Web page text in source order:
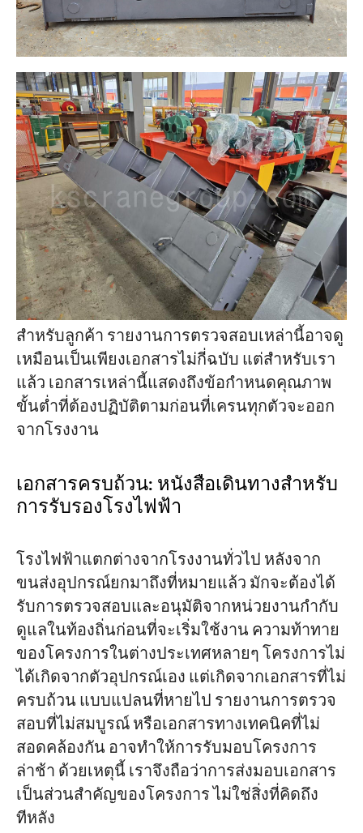
สำหรับลูกค้า รายงานการตรวจสอบเหล่านี้อาจดู
เหมือนเป็นเพียงเอกสารไม่กี่ฉบับ แต่สำหรับเรา
แล้ว เอกสารเหล่านี้แสดงถึงข้อกำหนดคุณภาพ
ขั้นต่ำที่ต้องปฏิบัติตามก่อนที่เครนทุกตัวจะออก
จากโรงงาน
เอกสารครบถ้วน: หนังสือเดินทางสำหรับ
การรับรองโรงไฟฟ้า
โรงไฟฟ้าแตกต่างจากโรงงานทั่วไป หลังจาก
ขนส่งอุปกรณ์ยกมาถึงที่หมายแล้ว มักจะต้องได้
รับการตรวจสอบและอนุมัติจากหน่วยงานกำกับ
ดูแลในท้องถิ่นก่อนที่จะเริ่มใช้งาน ความท้าทาย
ของโครงการในต่างประเทศหลายๆ โครงการไม่
ได้เกิดจากตัวอุปกรณ์เอง แต่เกิดจากเอกสารที่ไม่
ครบถ้วน แบบแปลนที่หายไป รายงานการตรวจ
สอบที่ไม่สมบูรณ์ หรือเอกสารทางเทคนิคที่ไม่
สอดคล้องกัน อาจทำให้การรับมอบโครงการ
ล่าช้า ด้วยเหตุนี้ เราจึงถือว่าการส่งมอบเอกสาร
เป็นส่วนสำคัญของโครงการ ไม่ใช่สิ่งที่คิดถึง
ทีหลัง